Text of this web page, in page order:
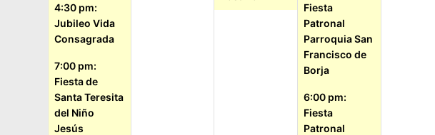
4:30 pm:
Jubileo Vida
Consagrada
7:00 pm:
Fiesta de
Santa Teresita
del Niño
Jesús
Fiesta
Patronal
Parroquia San
Francisco de
Borja
6:00 pm:
Fiesta
Patronal